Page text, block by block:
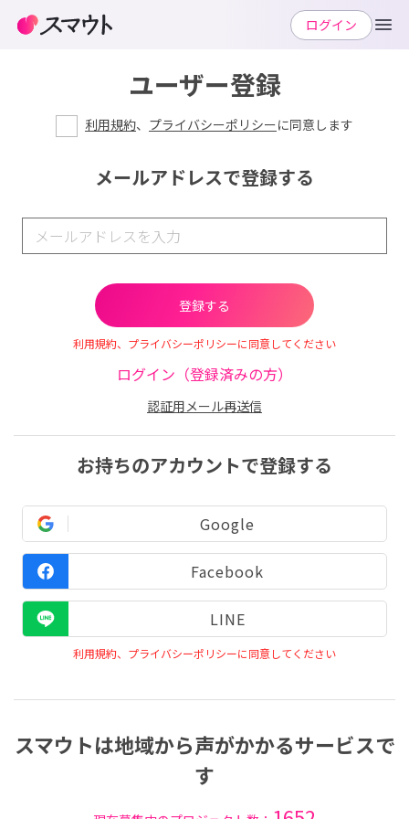
ユーザー登録
利用規約、 プライバシーポリシーに同意します
メールアドレスで登録する
利用規約、プライバシーポリシーに同意してください
ログイン（登録済みの方）
認証用メール再送信
お持ちのアカウントで登録する
Google
Facebook
LINE
利用規約、プライバシーポリシーに同意してください
スマウトは地域から声がかかるサービスで
す
ログイン